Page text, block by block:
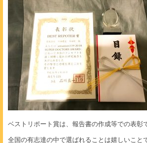
ベストリポート賞は、報告書の作成等での表彰
全国の有志達の中で選ばれることは嬉しいこと